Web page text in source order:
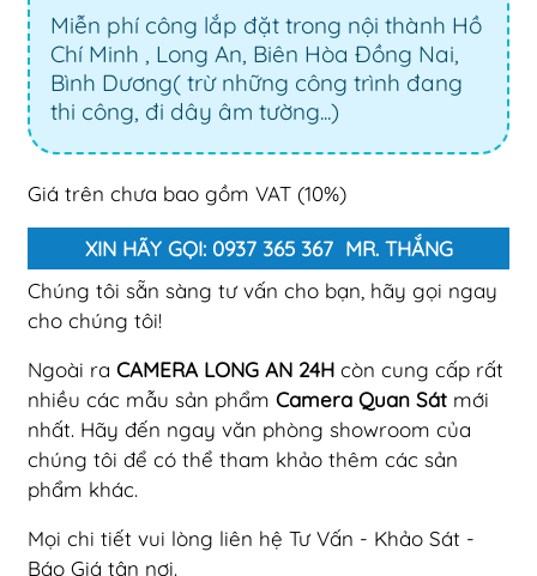
Miễn phí công lắp đặt trong nội thành Hồ
Chí Minh , Long An, Biên Hòa Đồng Nai,
Bình Dương( trừ những công trình đang
thi công, đi dây âm tường...)
Giá trên chưa bao gồm VAT (10%)
XIN HÃY GỌI: 0937 365 367 MR. THẮNG
Chúng tôi sẵn sàng tư vấn cho bạn, hãy gọi ngay
cho chúng tôi!
Ngoài ra CAMERA LONG AN 24H còn cung cấp rất
nhiều các mẫu sản phẩm Camera Quan Sát mới
nhất. Hãy đến ngay văn phòng showroom của
chúng tôi để có thể tham khảo thêm các sản
phẩm khác.
Mọi chi tiết vui lòng liên hệ Tư Vấn - Khảo Sát -
Báo Giá tận nơi.